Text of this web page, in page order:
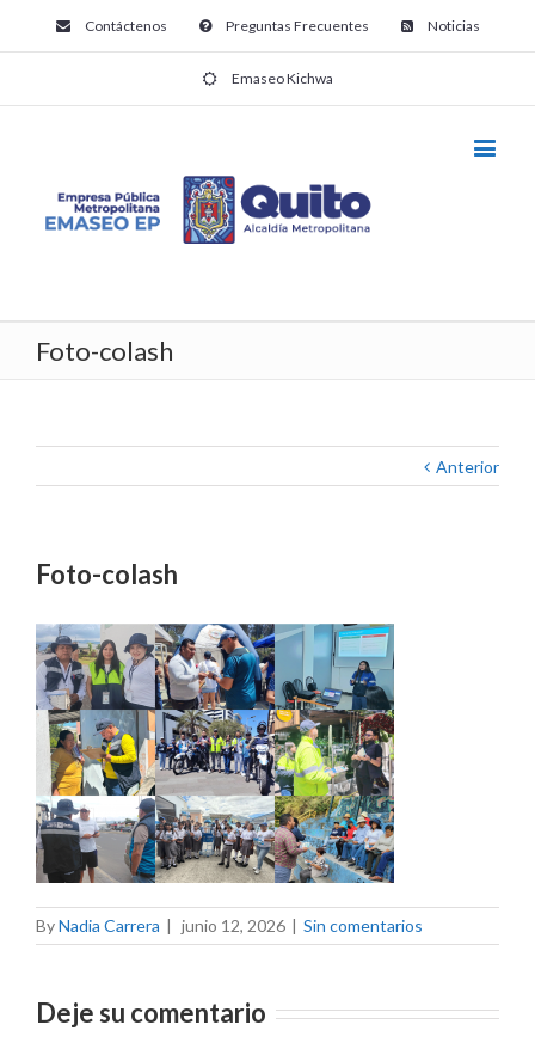
Contáctenos Preguntas Frecuentes Noticias
Emaseo Kichwa
Foto-colash
Anterior
Foto-colash
ByNadia Carrera | junio 12, 2026 | Sin comentarios
Deje su comentario